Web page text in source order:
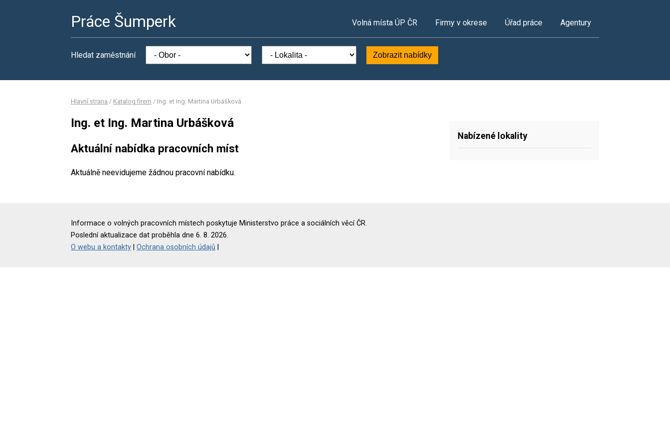
Práce Šumperk Volná místa ÚP ČR Firmy v okrese Úřad práce Agentury
Hledat zaměstnání Zobrazit nabídky
Hlavní strana / Katalog firem / Ing. et Ing. Martina Urbášková
Ing. et Ing. Martina Urbášková
Aktuální nabídka pracovních míst
Aktuálně neevidujeme žádnou pracovní nabídku.
Nabízené lokality
Informace o volných pracovních místech poskytuje Ministerstvo práce a sociálních věcí ČR.
Poslední aktualizace dat proběhla dne 6. 8. 2026.
O webu a kontakty
Ochrana osobních údajů